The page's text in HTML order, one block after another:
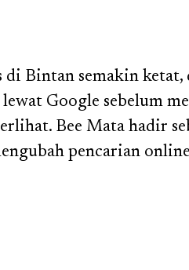
di Bintan semakin
Google sebelum
Bee Mata hadir
pencarian